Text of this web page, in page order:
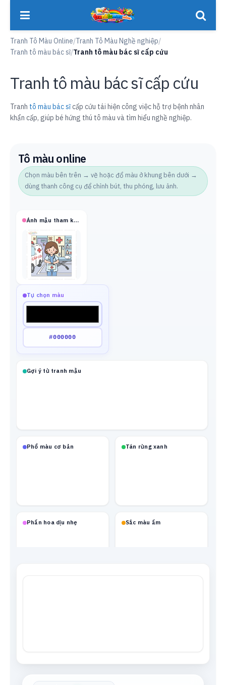
Tranh Tô Màu Online/Tranh Tô Màu Nghề nghiệp/
Tranh tô màu bác sĩ/Tranh tô màu bác sĩ cấp cứu
Tranh tô màu bác sĩ cấp cứu
Tranh tô màu bác sĩcấp cứu tái hiện công việc hỗ trợ bệnh nhân
khẩn cấp, giúp bé hứng thú tô màu và tìm hiểu nghề nghiệp.
Tô màu online
Chọn màu bên trên → vẽ hoặc đổ màu ở khung bên dưới →
dùng thanh công cụ để chỉnh bút, thu phóng, lưu ảnh.
Ảnh mẫu tham khảo
Tự chọn màu
Gợi ý từ tranh mẫu
Phổ màu cơ bản Tán rừng xanh
Phấn hoa dịu nhẹ Sắc màu ấm